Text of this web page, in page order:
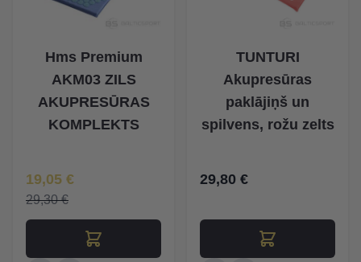
Hms Premium
AKM03 ZILS
AKUPRESŪRAS
KOMPLEKTS
Īpaša Cena
19,05 €
29,30 €
TUNTURI
Akupresūras
paklājiņš un
spilvens, rožu zelts
29,80 €